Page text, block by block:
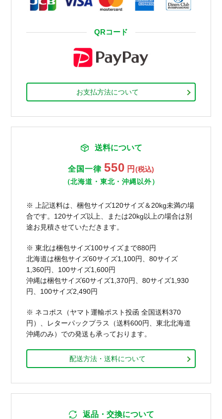
QRコード
お支払方法について
送料について
全国一律 550 円 (税込)
（北海道・東北・沖縄以外）
※ 上記送料は、梱包サイズ120サイズ＆20kg未満の場
合です。120サイズ以上、または20kg以上の場合は別
途お見積させていただきます。
※ 東北は梱包サイズ100サイズまで880円
北海道は梱包サイズ60サイズ1,100円、80サイズ
1,360円、100サイズ1,600円
沖縄は梱包サイズ60サイズ1,370円、80サイズ1,930
円、100サイズ2,490円
※ ネコポス（ヤマト運輸ポスト投函 全国送料370
円）、レターパックプラス（送料600円、東北北海道
沖縄のみ）での発送も承っております。
配送方法・送料について
返品・交換について